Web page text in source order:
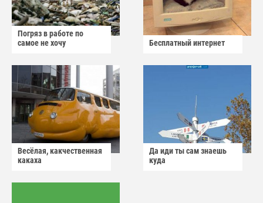
Погряз в работе по
самое не хочу
Бесплатный интернет
Весёлая, какчественная
какаха
Да иди ты сам знаешь
куда